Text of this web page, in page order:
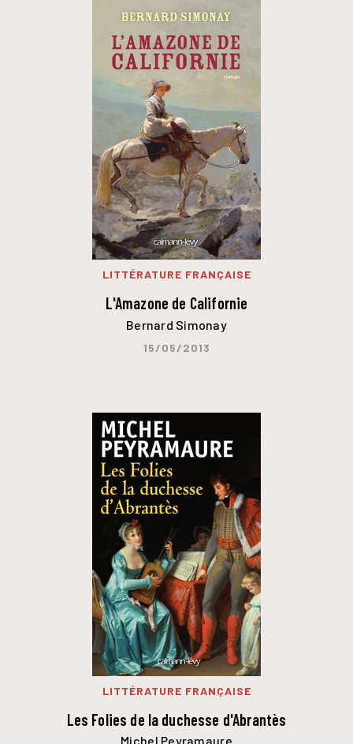
LITTÉRATURE FRANÇAISE
L'Amazone de Californie
Bernard Simonay
15/05/2013
LITTÉRATURE FRANÇAISE
Les Folies de la duchesse d'Abrantès
Michel Peyramaure